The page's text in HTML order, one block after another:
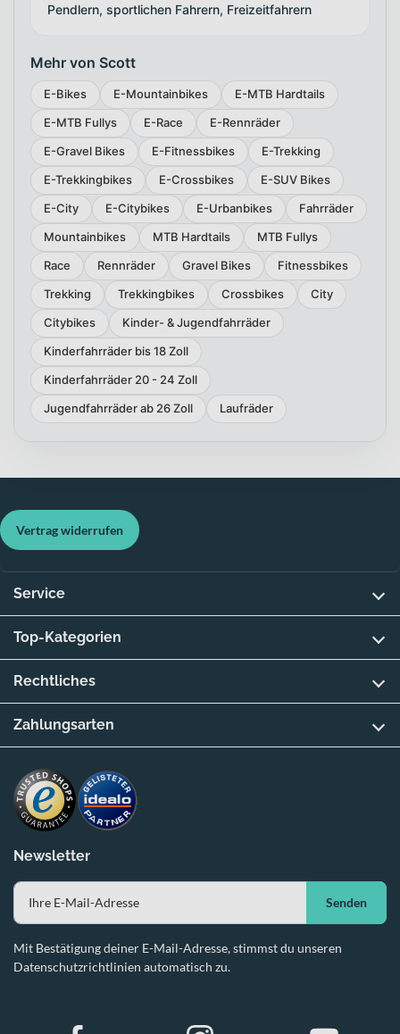
Pendlern, sportlichen Fahrern, Freizeitfahrern
Mehr von Scott
E-Bikes E-Mountainbikes
E-MTB Hardtails
E-MTB Fullys
E-Race
E-Rennräder
E-Gravel Bikes
E-Fitnessbikes
E-Trekking
E-Trekkingbikes
E-Crossbikes
E-SUV Bikes
E-City
E-Citybikes E-Urbanbikes
Fahrräder
Mountainbikes
MTB Hardtails
MTB Fullys
Race
Rennräder Gravel Bikes
Fitnessbikes
Trekking
Trekkingbikes Crossbikes
City
Citybikes
Kinder- & Jugendfahrräder
Kinderfahrräder bis 18 Zoll
Kinderfahrräder 20 - 24 Zoll
Jugendfahrräder ab 26 Zoll
Laufräder
Newsletter
Senden
Mit Bestätigung deiner E-Mail-Adresse, stimmst du unseren
Datenschutzrichtlinien automatisch zu.
Vertrag widerrufen
Service
Top-Kategorien
Rechtliches
Zahlungsarten